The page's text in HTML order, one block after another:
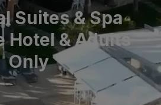
Suites & Spa
Hotel & Adults
Only